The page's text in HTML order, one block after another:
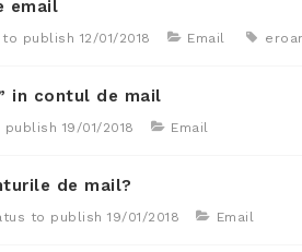
email
to publish 12/01/2018 Email
in contul de mail
publish 19/01/2018 Email
de mail?
to publish 19/01/2018 Email